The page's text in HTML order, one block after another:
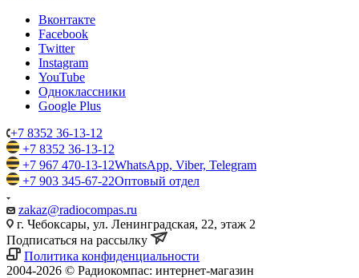
Вконтакте
Facebook
Twitter
Instagram
YouTube
Одноклассники
Google Plus
+7 8352 36-13-12
+7 8352 36-13-12
+7 967 470-13-12WhatsApp, Viber, Telegram
+7 903 345-67-22Оптовый отдел
zakaz@radiocompas.ru
г. Чебоксары, ул. Ленинградская, 22, этаж 2
Подписаться на рассылку
Политика конфиденциальности
2004-2026 © Радиокомпас: интернет-магазин